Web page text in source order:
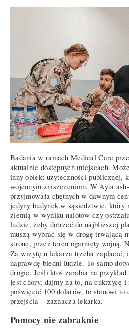
Badania w ramach Medical Care
aktualnie dostępnych miejscach.
inny obiekt użyteczności publicznej,
wojennym zniszczeniom. W Ayta
przyjmowała chętnych w dawnym
jedyny budynek w sąsiedztwie, który
ziemią w wyniku nalotów czy
ludzie, żeby dotrzeć do najbliższej
muszą wybrać się w drogę trwającą
stronę, przez teren ogarnięty wojną.
Za wizytę u lekarza trzeba zapłacić,
naprawdę biedni ludzie. To samo
drogie. Jeśli ktoś zarabia na
jest chory, dajmy na to, na cukrzycę i
poświęcić 100 dolarów, to stanowi to
przejścia – zaznacza lekarka.
Pomocy nie zabraknie